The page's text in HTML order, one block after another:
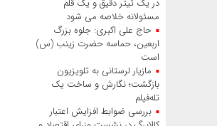
مسئولانه خلاصه می شود
حاج‌ علی‌ اکبری: جلوه بزرگ
اربعین، حماسه حضرت زینب (س)
است
مازیار لرستانی به تلویزیون
بازگشت؛ نگارش و ساخت یک
تله‌فیلم
بررسی ضوابط افزایش اعتبار